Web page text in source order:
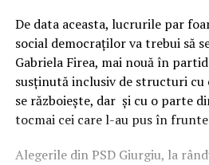
De data aceasta, lucrurile par
social democraţilor va trebui să
Gabriela Firea, mai nouă în
susţinută inclusiv de structuri cu
se războieşte, dar şi cu o parte
tocmai cei care l-au pus în
Alegerile din PSD Giurgiu, la